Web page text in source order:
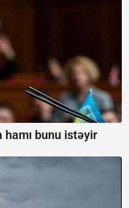
hamı bunu istəyir